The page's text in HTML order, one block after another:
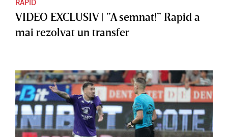
RAPID
VIDEO EXCLUSIV | ”A semnat!” Rapid a
mai rezolvat un transfer